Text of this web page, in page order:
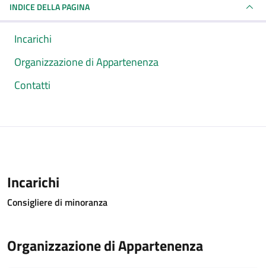
INDICE DELLA PAGINA
Incarichi
Organizzazione di Appartenenza
Contatti
Incarichi
Consigliere di minoranza
Organizzazione di Appartenenza